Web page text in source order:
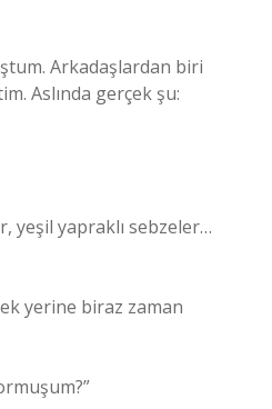
Arkadaşlardan biri
Aslında gerçek şu:
yeşil yapraklı sebzeler…
yerine biraz zaman